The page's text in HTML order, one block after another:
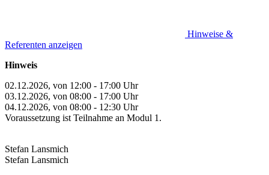
Hinweise &
Referenten anzeigen
Hinweis
02.12.2026, von 12:00 - 17:00 Uhr
03.12.2026, von 08:00 - 17:00 Uhr
04.12.2026, von 08:00 - 12:30 Uhr
Voraussetzung ist Teilnahme an Modul 1.
Stefan Lansmich
Stefan Lansmich